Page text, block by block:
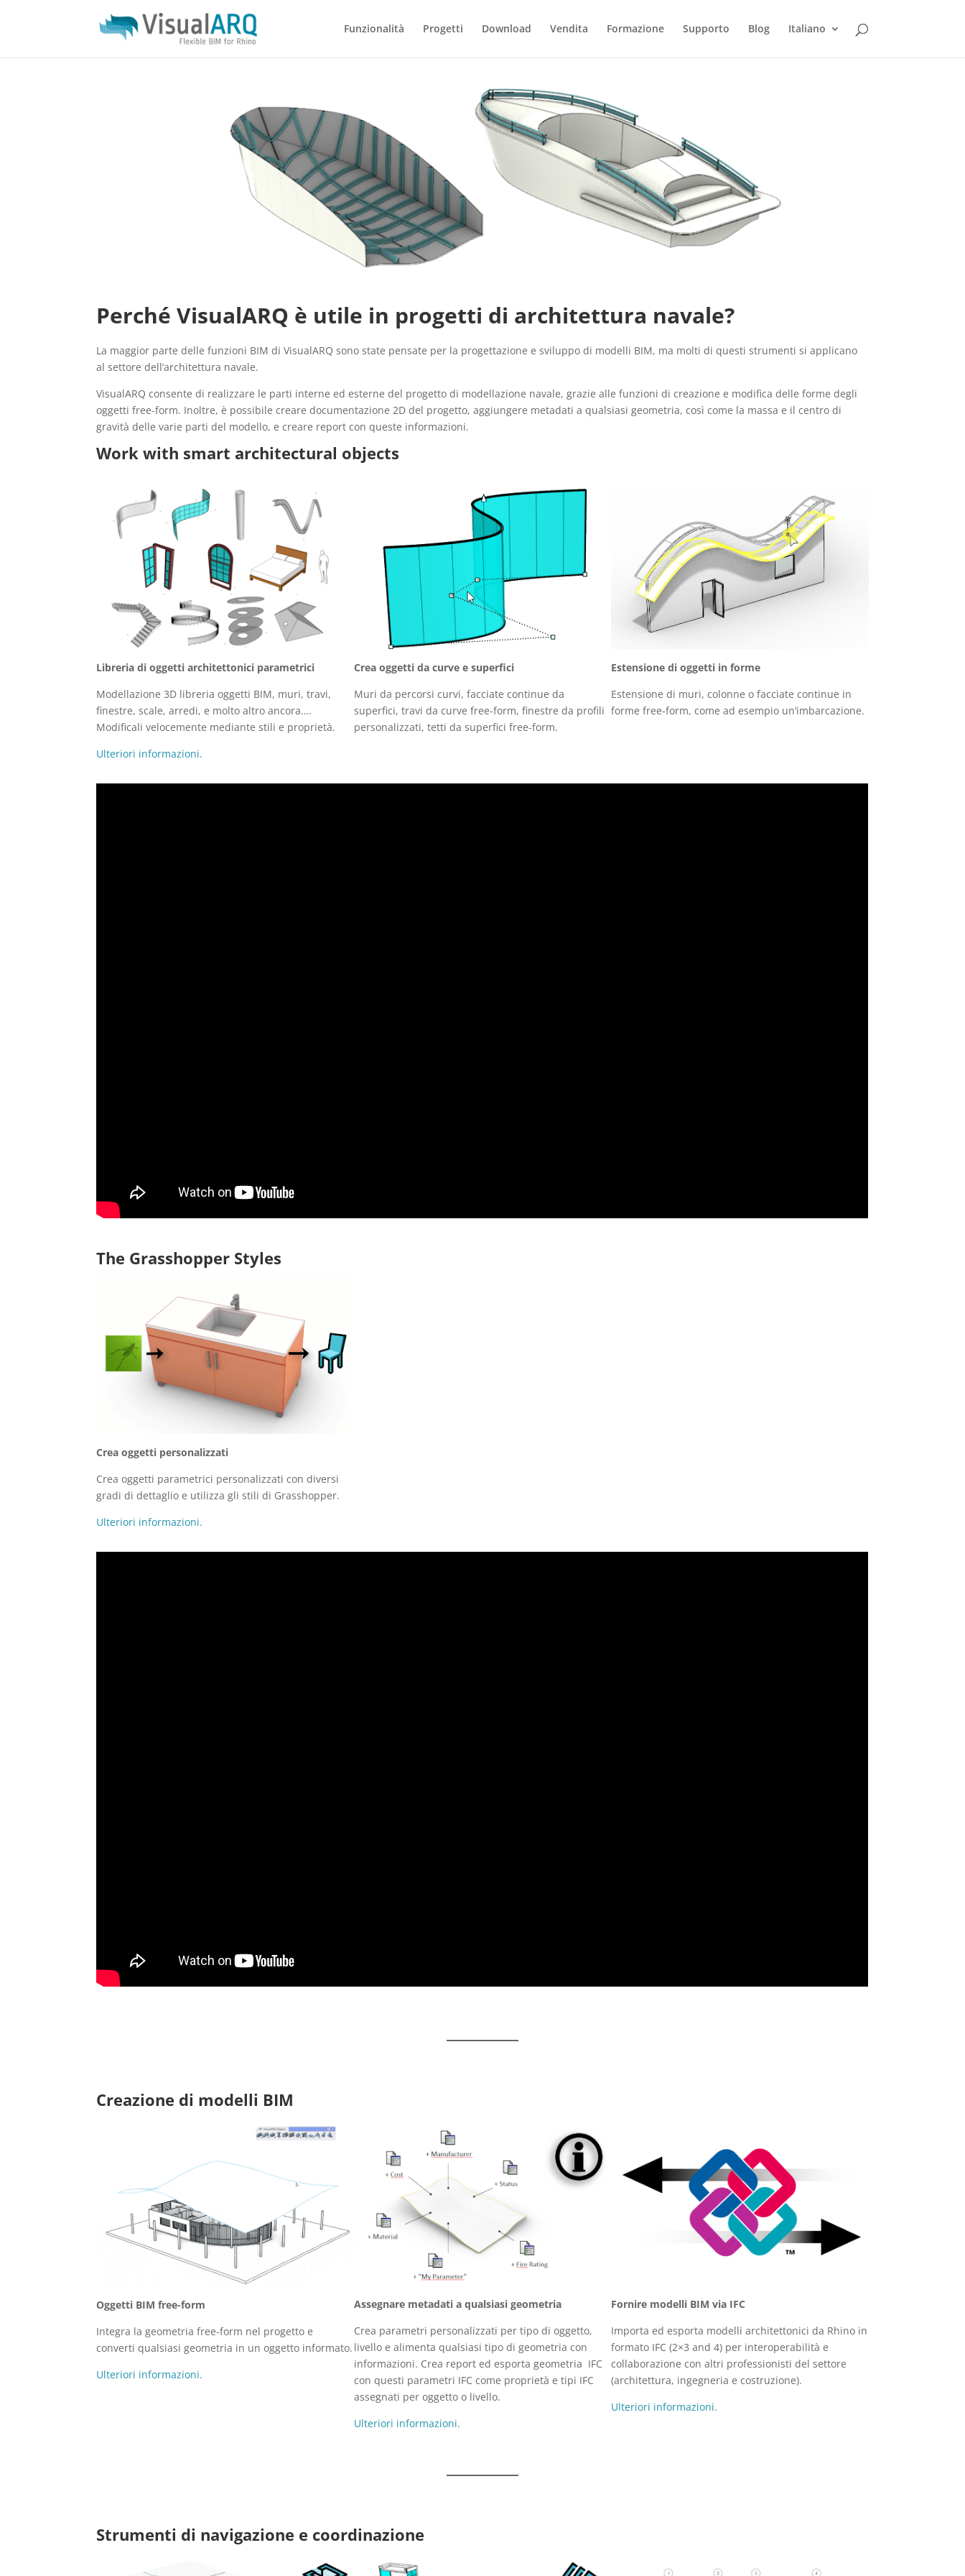
Funzionalità Progetti Download Vendita Formazione Supporto Blog Italiano
Perché VisualARQ è utile in progetti di architettura navale?
La maggior parte delle funzioni BIM di VisualARQ sono state pensate per la progettazione e sviluppo di modelli BIM, ma molti di questi strumenti si applicano
al settore dell’architettura navale.
VisualARQ consente di realizzare le parti interne ed esterne del progetto di modellazione navale, grazie alle funzioni di creazione e modifica delle forme degli
oggetti free-form. Inoltre, è possibile creare documentazione 2D del progetto, aggiungere metadati a qualsiasi geometria, così come la massa e il centro di
gravità delle varie parti del modello, e creare report con queste informazioni.
Work with smart architectural objects
Libreria di oggetti architettonici parametrici
Modellazione 3D libreria oggetti BIM, muri, travi,
finestre, scale, arredi, e molto altro ancora….
Modificali velocemente mediante stili e proprietà.
Ulteriori informazioni.
Crea oggetti da curve e superfici
Muri da percorsi curvi, facciate continue da
superfici, travi da curve free-form, finestre da profili
personalizzati, tetti da superfici free-form.
Estensione di oggetti in forme
Estensione di muri, colonne o facciate continue in
forme free-form, come ad esempio un’imbarcazione.
The Grasshopper Styles
Crea oggetti personalizzati
Crea oggetti parametrici personalizzati con diversi
gradi di dettaglio e utilizza gli stili di Grasshopper.
Ulteriori informazioni.
Creazione di modelli BIM
Oggetti BIM free-form
Integra la geometria free-form nel progetto e
converti qualsiasi geometria in un oggetto informato.
Ulteriori informazioni.
Assegnare metadati a qualsiasi geometria
Crea parametri personalizzati per tipo di oggetto,
livello e alimenta qualsiasi tipo di geometria con
informazioni. Crea report ed esporta geometria IFC
con questi parametri IFC come proprietà e tipi IFC
assegnati per oggetto o livello.
Ulteriori informazioni.
Fornire modelli BIM via IFC
Importa ed esporta modelli architettonici da Rhino in
formato IFC (2×3 and 4) per interoperabilità e
collaborazione con altri professionisti del settore
(architettura, ingegneria e costruzione).
Ulteriori informazioni.
Strumenti di navigazione e coordinazione